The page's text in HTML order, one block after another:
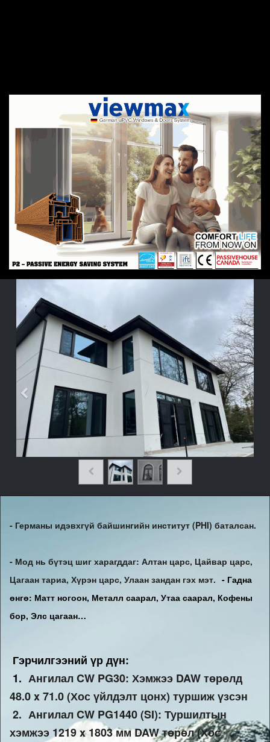
- Германы идэвхгүй байшингийн институт (PHI) баталсан.
- Мод нь бүтэц шиг харагддаг: Алтан царс, Цайвар царс,
Цагаан тариа, Хүрэн царс, Улаан зандан гэх мэт. - Гадна
өнгө: Матт ногоон, Металл саарал, Утаа саарал, Кофены
бор, Элс цагаан…
Гэрчилгээний үр дүн:
1. Ангилал CW PG30: Хэмжээ DAW төрөлд
48.0 x 71.0 (Хос үйлдэлт цонх) туршиж үзсэн
2. Ангилал CW PG1440 (SI): Туршилтын
хэмжээ 1219 x 1803 мм DAW төрөл (Хос